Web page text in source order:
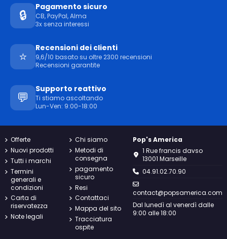
🔒
Pagamento sicuro
CB, PayPal, Alma
3x senza interessi
⭐
Recensioni dei clienti
9,6/10 basato su oltre 2300 recensioni
Recensioni garantite
💬
Supporto reattivo
Ti stiamo ascoltando
Lun-Ven: 9:00-18:00
Offerte
Nuovi prodotti
Tutti i marchi
Termini
generali e
condizioni
Carta di
riservatezza
Note legali
Chi siamo
Metodi di
consegna
pagamento
sicuro
Resi
Contattaci
Mappa del sito
Tracciatura
ospite
Pop's America
1 Rue francis davso
13001 Marseille
04.91.02.70.90
contact@popsamerica.com
Dal lunedì al venerdì dalle
9:00 alle 18:00